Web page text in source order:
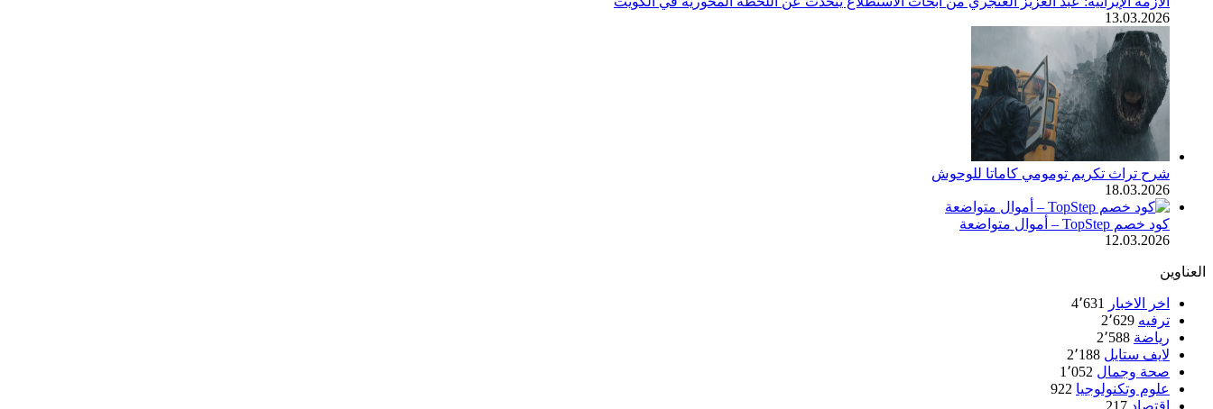
13.03.2026
شرح تراث تكريم تومومي كاماتا للوحوش
18.03.2026
كود خصم TopStep – أموال متواضعة
12.03.2026
العناوين
اخر الاخبار
4٬631
ترفيه 2٬629
رياضة 2٬588
لايف ستايل 2٬188
صحة وجمال 1٬052
علوم وتكنولوجيا 922